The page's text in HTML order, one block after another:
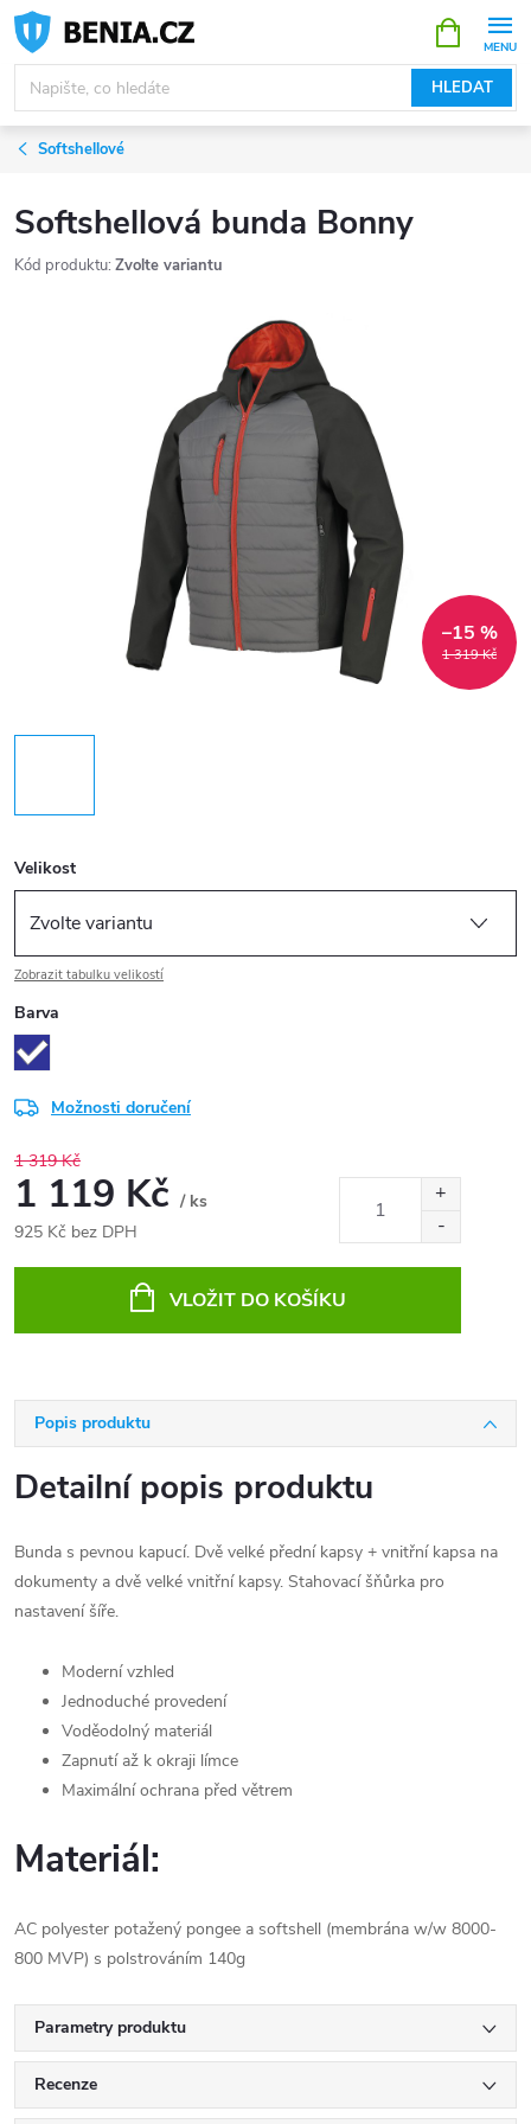
Přejít
obsah
HLEDAT
NÁKUPNÍ
KOŠÍK
Softshellové
Softshellová bunda Bonny
Kód produktu: Zvolte variantu
1 319 Kč
–15 %
Velikost
Zobrazit tabulku velikostí
Barva
Možnosti doručení
1 319 Kč
1 119 Kč / ks
925 Kč bez DPH
VLOŽIT DO KOŠÍKU
Popis produktu
Detailní popis produktu
Bunda s pevnou kapucí. Dvě velké přední kapsy + vnitřní kapsa na
dokumenty a dvě velké vnitřní kapsy. Stahovací šňůrka pro
nastavení šíře.
Moderní vzhled
Jednoduché provedení
Voděodolný materiál
Zapnutí až k okraji límce
Maximální ochrana před větrem
Materiál:
AC polyester potažený pongee a softshell (membrána w/w 8000-
800 MVP) s polstrováním 140g
Parametry produktu
Recenze